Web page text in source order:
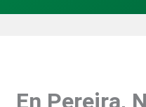
En Pereira,